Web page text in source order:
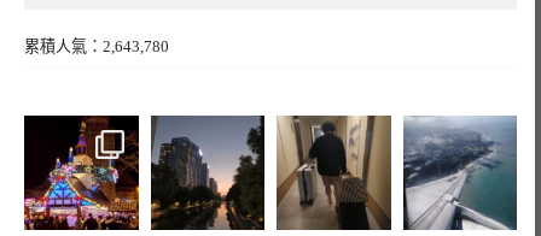
累積人氣：2,643,780